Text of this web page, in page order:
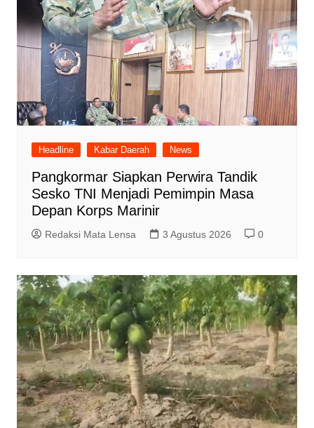
Headline Kabar Daerah News
Pangkormar Siapkan Perwira Tandik
Sesko TNI Menjadi Pemimpin Masa
Depan Korps Marinir
Redaksi Mata Lensa 3 Agustus 2026 0